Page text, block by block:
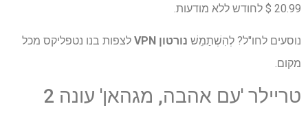
20.99 $ לחודש ללא מודעות.
נוסעים לחו"ל? לְהִשְׁתַמֵשׁ נורטון VPN
לצפות בנו נטפליקס מכל
מקום.
טריילר 'עם אהבה, מגהאן' עונה 2